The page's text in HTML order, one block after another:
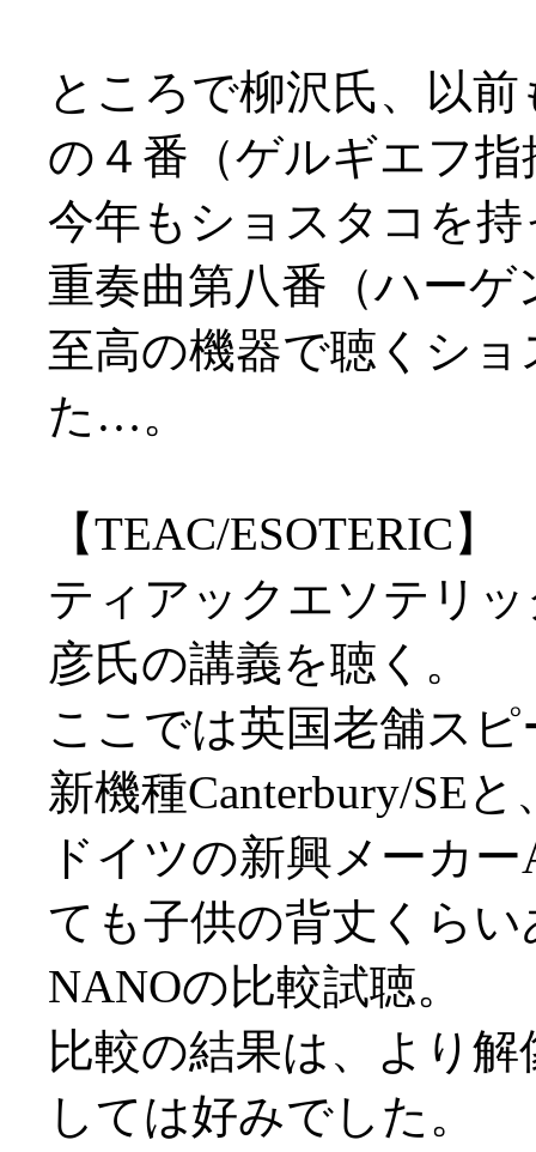
ところで柳沢氏、以
の４番（ゲルギエフ
今年もショスタコを
重奏曲第八番（ハーゲ
至高の機器で聴くシ
た…。
【TEAC/ESOTERIC】
ティアックエソテリ
彦氏の講義を聴く。
ここでは英国老舗ス
新機種Canterbury/SEと
ドイツの新興メーカ
ても子供の背丈くら
NANOの比較試聴。
比較の結果は、より
しては好みでした。